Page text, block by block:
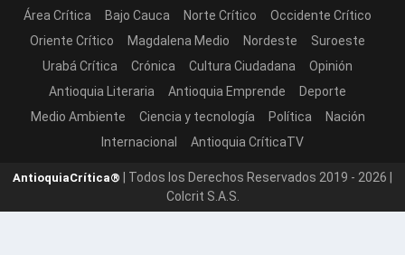
Área Crítica Bajo Cauca Norte Crítico
Occidente Crítico
Oriente Crítico
Magdalena Medio Nordeste
Suroeste
Urabá Crítica
Crónica Cultura Ciudadana
Opinión
Antioquia Literaria
Antioquia Emprende
Deporte
Medio Ambiente
Ciencia y tecnología Política
Nación
Internacional
Antioquia CríticaTV
AntioquiaCrítica® | Todos los Derechos Reservados 2019 - 2026 |
Colcrit S.A.S.